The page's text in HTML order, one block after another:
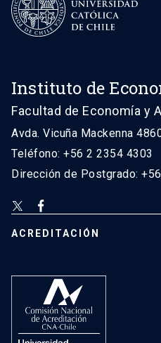
Instituto de
Facultad de Economía y
Avda. Vicuña Mackenna
Teléfono: +56 2 2354 4303
Dirección de Postgrado:
ACREDITACIÓN